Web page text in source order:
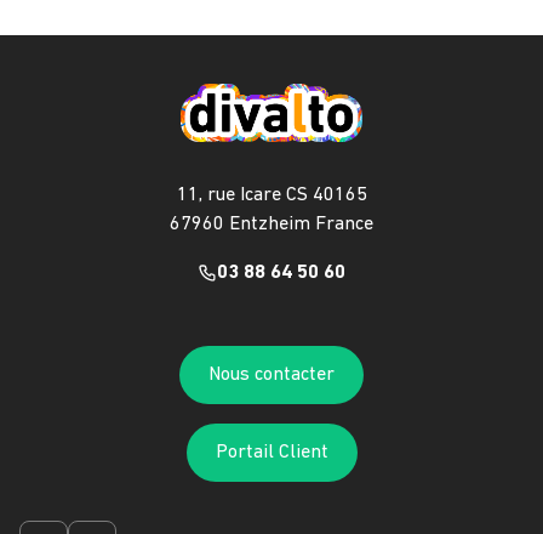
11, rue Icare CS 40165
67960 Entzheim France
03 88 64 50 60
Nous contacter
Portail Client